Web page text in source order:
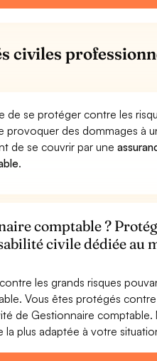
civiles
se protéger contre les
des dommages à
de se couvrir par une
.
comptable ?
civile dédiée au
les grands risques
Vous êtes protégés
de Gestionnaire comptable.
plus adaptée à votre